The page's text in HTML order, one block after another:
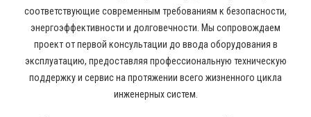
соответствующие современным требованиям к безопасности,
энергоэффективности и долговечности. Мы сопровождаем
проект от первой консультации до ввода оборудования в
эксплуатацию, предоставляя профессиональную техническую
поддержку и сервис на протяжении всего жизненного цикла
инженерных систем.